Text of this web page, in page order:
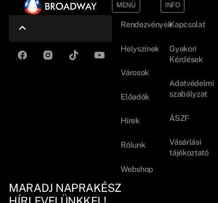
MENÜ
Rendezvények
Helyszínek
Városok
Előadók
Hírek
Rólunk
Webshop
INFO
Kapcsolat
Gyakori
Kérdések
Adatvédelmi
szabályzat
ÁSZF
Vásárlási
tájékoztató
MARADJ NAPRAKÉSZ